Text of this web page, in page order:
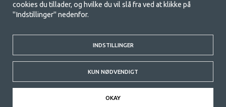
Camping kan enten være en livsstil eller en måde at samle familien på til
et fælles eventyr. Uanset hvilken kategori du tilhører, finder du alt, du
til at campere, så vi tilbyder rigtig gode priser på familietelte,
campingvogns-telte og alt andet udstyr til camping og friluftsliv. Vores
mål er at tilbyde det bedste campingudstyr med hensyn til kvalitet og
funktionalitet i hver priskategori. Du er velkommen til at kontakte os,
hvis der er noget, du mangler eller vil vide mere om.
© 2020 GetCamping. All rights reserved.
cookies du tillader, og hvilke du vil slå fra ved at klikke på
"Indstillinger" nedenfor.
INDSTILLINGER
KUN NØDVENDIGT
OKAY